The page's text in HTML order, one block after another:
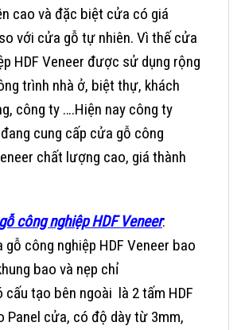
cao và đặc biệt cửa có giá
với cửa gỗ tự nhiên. Vì thế cửa
HDF Veneer được sử dụng rộng
trình nhà ở, biệt thự, khách
công ty ….Hiện nay công ty
cung cấp cửa gỗ công
chất lượng cao, giá thành
công nghiệp HDF Veneer:
công nghiệp HDF Veneer bao
bao và nẹp chỉ
cấu tạo bên ngoài là 2 tấm HDF
Panel cửa, có độ dày từ 3mm,